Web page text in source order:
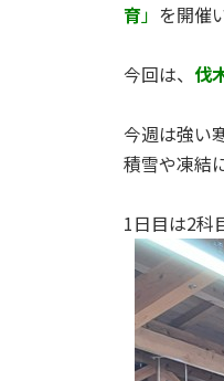
育」 を開催
今回は、 伐
今週は強い
積雪や凍結
1日目は2科